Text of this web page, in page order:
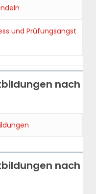
und Prüfungsangst
nach
nach